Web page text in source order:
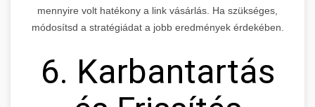
mennyire volt hatékony a link vásárlás. Ha szükséges,
módosítsd a stratégiádat a jobb eredmények érdekében.
6. Karbantartás